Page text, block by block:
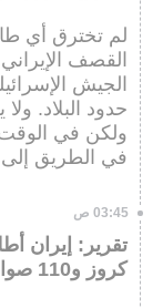
لم تخترق أي
القصف
الجيش
حدود البلاد.
ولكن في الوقت
في الطريق إلى
03:45 ص
كروز و110 صواريخ أرض-أرض